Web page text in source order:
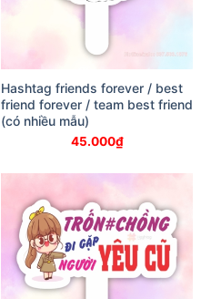
Hashtag friends forever / best
friend forever / team best friend
(có nhiều mẫu)
45.000₫